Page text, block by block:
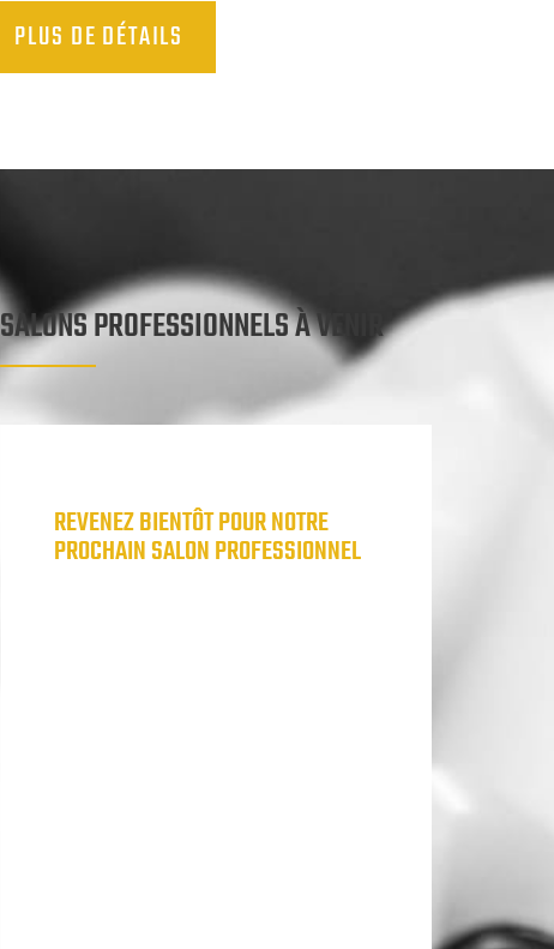
PLUS DE DÉTAILS
SALONS PROFESSIONNELS À VENIR
REVENEZ BIENTÔT POUR NOTRE
PROCHAIN SALON PROFESSIONNEL